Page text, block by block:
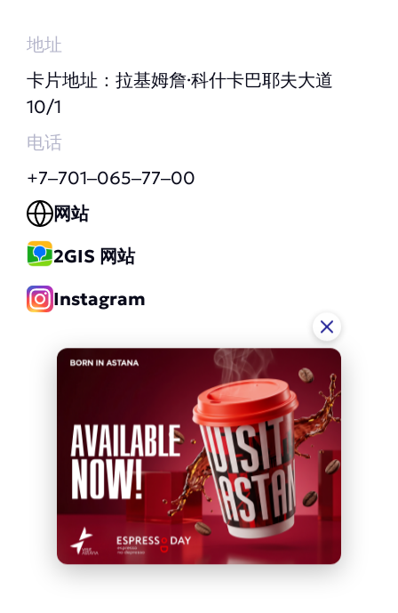
地址
卡片地址：拉基姆詹·科什卡巴耶夫大道
10/1
电话
+7‒701‒065‒77‒00
网站
2GIS 网站
Instagram